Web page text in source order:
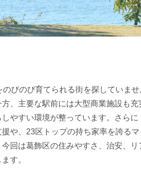
びのび育てられる街を探していま
、主要な駅前には大型商業施設も充
やすい環境が整っています。さらに
や、23区トップの持ち家率を誇る
回は葛飾区の住みやすさ、治安、リ
す。